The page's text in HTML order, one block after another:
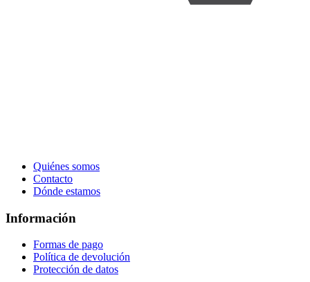
Quiénes somos
Contacto
Dónde estamos
Información
Formas de pago
Política de devolución
Protección de datos